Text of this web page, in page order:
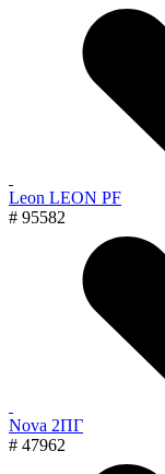
Leon LEON PF
# 95582
Nova 2ПГ
# 47962